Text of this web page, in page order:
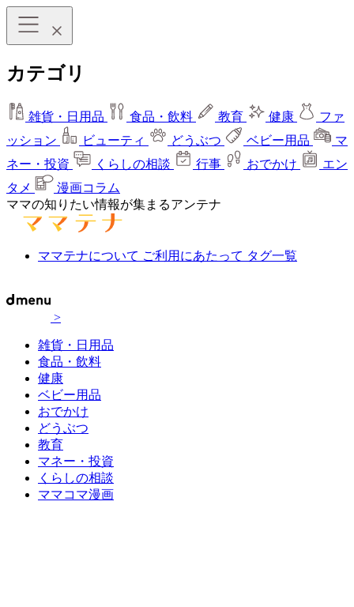
カテゴリ
雑貨・日用品 食品・飲料 教育 健康
ファ
ッション
ビューティ どうぶつ ベビー用品
マ
ネー・投資
くらしの相談 行事 おでかけ
エン
タメ
漫画コラム
ママの知りたい情報が集まるアンテナ
ママテナについて ご利用にあたって タグ一覧
>
雑貨・日用品
食品・飲料
健康
ベビー用品
おでかけ
どうぶつ
教育
マネー・投資
くらしの相談
ママコマ漫画